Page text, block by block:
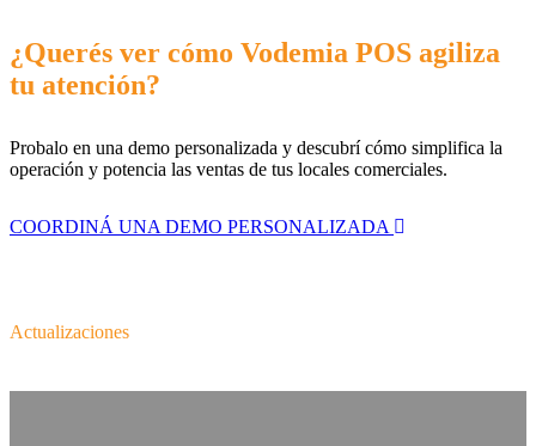
¿Querés ver cómo Vodemia POS agiliza
tu atención?
Probalo en una demo personalizada y descubrí cómo simplifica la
operación y potencia las ventas de tus locales comerciales.
COORDINÁ UNA DEMO PERSONALIZADA
Actualizaciones